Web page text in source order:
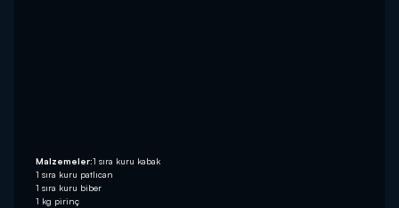
Malzemeler:1 sıra kuru kabak
1 sıra kuru patlıcan
1 sıra kuru biber
1 kg pirinç